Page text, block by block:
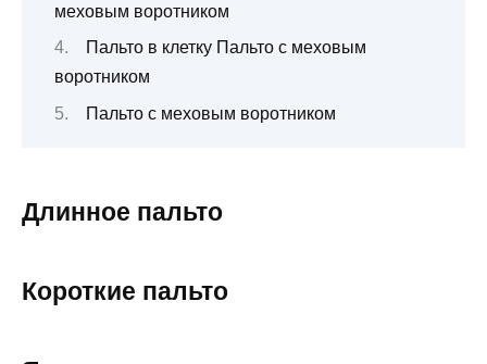
меховым воротником
Пальто в клетку Пальто с меховым
воротником
Пальто с меховым воротником
Длинное пальто
Короткие пальто